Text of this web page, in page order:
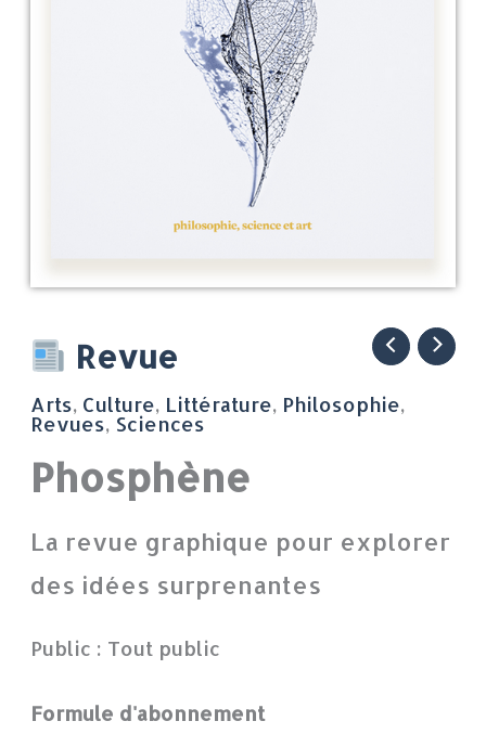
Revue
Arts, Culture, Littérature, Philosophie,
Revues, Sciences
Phosphène
La revue graphique pour explorer
des idées surprenantes
Public : Tout public
Formule d'abonnement
quantité
de
Phosphène